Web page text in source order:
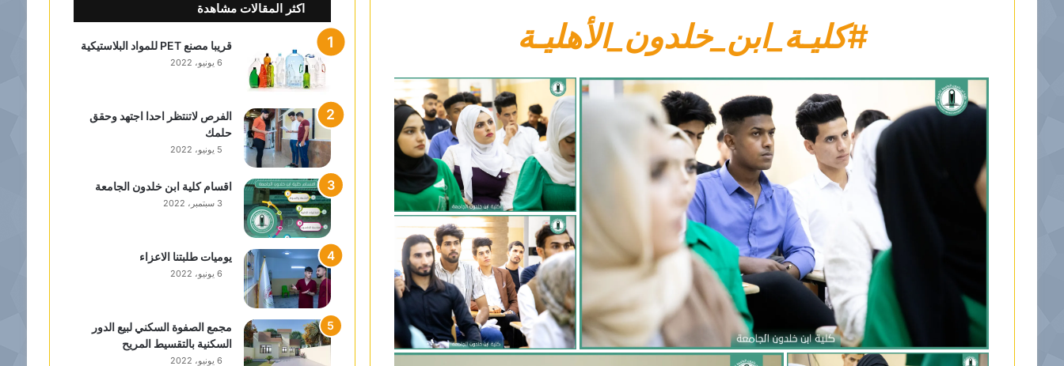
#كليـة_ابن_خلدون_الأهليـة
اكثر المقالات مشاهدة
قريبا مصنع PET للمواد البلاستيكية
6 يونيو، 2022
الفرص لاتنتظر احدا اجتهد وحقق
حلمك
5 يونيو، 2022
اقسام كلية ابن خلدون الجامعة
3 سبتمبر، 2022
يوميات طلبتنا الاعزاء
6 يونيو، 2022
مجمع الصفوة السكني لبيع الدور
السكنية بالتقسيط المريح
6 يونيو، 2022